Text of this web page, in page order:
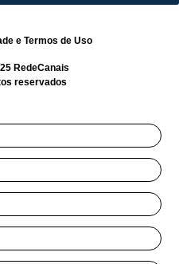
e Termos de Uso
RedeCanais
reservados